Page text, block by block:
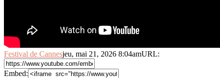
Festival de Cannesjeu, mai 21, 2026 8:04amURL:
Embed: